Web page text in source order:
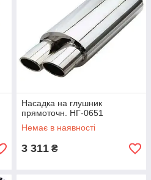
Насадка на глушник
прямоточн. НГ-0651
Немає в наявності
3 311 ₴